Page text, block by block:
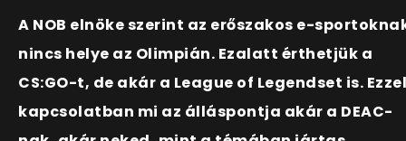
A NOB elnöke szerint az erőszakos e-
nincs helye az Olimpián. Ezalatt érthetjük a
CS:GO-t, de akár a League of Legendset is. Ezzel
kapcsolatban mi az álláspontja akár a DEAC-